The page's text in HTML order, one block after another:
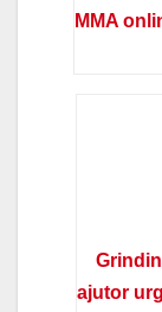
MMA
ajutor